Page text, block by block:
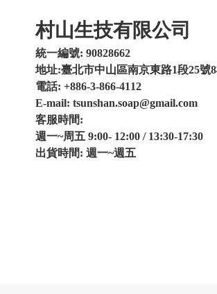
村山生技有限公司
統一編號: 90828662
地址:臺北市中山區南京東路1段25號
電話: +886-3-866-4112
E-mail: tsunshan.soap@gmail.com
客服時間:
週一~周五 9:00- 12:00 / 13:30-17:30
出貨時間: 週一~週五